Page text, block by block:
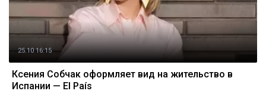
25.10 16:15
Ксения Собчак оформляет вид на жительство в
Испании — El País